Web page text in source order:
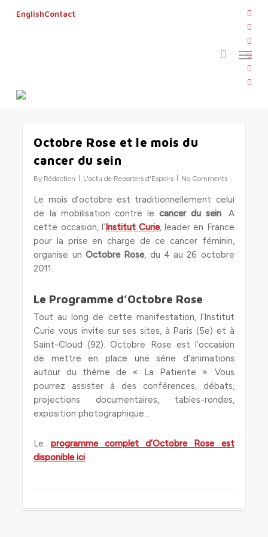
flickr
EnglishContact
search
Menu
Octobre Rose et le mois du
cancer du sein
By Rédaction L'actu de Reporters d'Espoirs No Comments
Le mois d’octobre est traditionnellement celui
de la mobilisation contre lecancer du sein. A
cette occasion, l’Institut Curie, leader en France
pour la prise en charge de ce cancer féminin,
organise un Octobre Rose, du 4 au 26 octobre
2011.
Le Programme d’Octobre Rose
Tout au long de cette manifestation, l’Institut
Curie vous invite sur ses sites, à Paris (5e) et à
Saint-Cloud (92). Octobre Rose est l’occasion
de mettre en place une série d’animations
autour du thème de « La Patiente ». Vous
pourrez assister à des conférences, débats,
projections documentaires, tables-rondes,
exposition photographique…
Le programme complet d’Octobre Rose est
disponible ici.
0